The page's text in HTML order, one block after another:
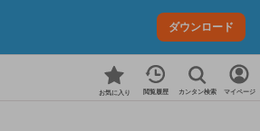
ダウンロード
お気に入り 閲覧履歴 カンタン検索 マイページ